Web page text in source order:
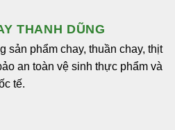
THANH DŨNG
sản phẩm chay, thuần chay, thịt
an toàn vệ sinh thực phẩm và
tế.